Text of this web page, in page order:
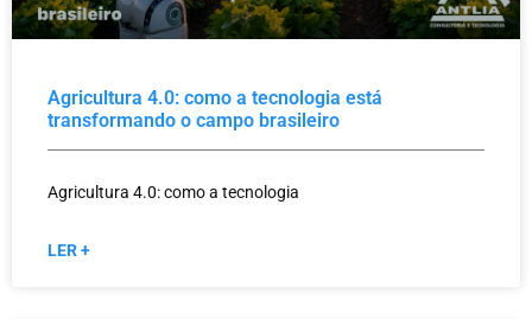
Agricultura 4.0: como a tecnologia está
transformando o campo brasileiro
Agricultura 4.0: como a tecnologia
LER +